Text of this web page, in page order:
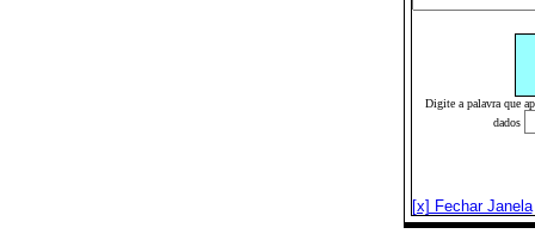
Digite a palavra que
dados
[x] Fechar Janela